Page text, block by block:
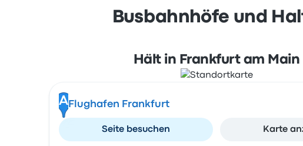
Busbahnhöfe und
Hält in Frankfurt am Main
AFlughafen Frankfurt
Seite besuchen Karte